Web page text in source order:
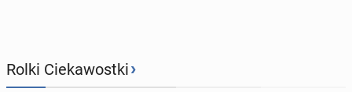
Rolki Ciekawostki›